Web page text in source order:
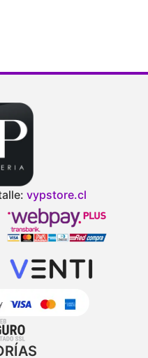
vypstore.cl